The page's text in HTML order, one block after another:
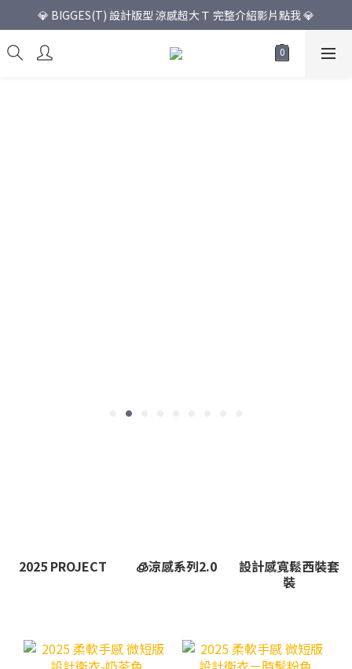
💎 BIGGES(T) 設計版型 涼感超大Ｔ 完整介紹影片點我 💎
2025 PROJECT 🧊涼感系列2.0
設計感寬鬆西裝套
裝